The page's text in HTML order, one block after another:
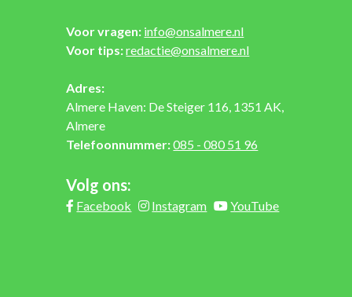
Voor vragen: info@onsalmere.nl
Voor tips:redactie@onsalmere.nl
Adres:
Almere Haven: De Steiger 116, 1351 AK,
Almere
Telefoonnummer:085 - 080 51 96
Volg ons:
Facebook Instagram YouTube